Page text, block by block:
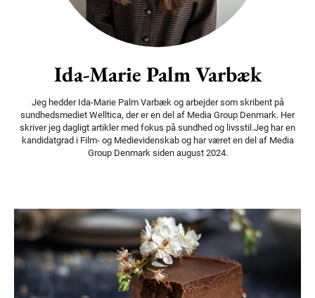
Ida-Marie Palm Varbæk
Jeg hedder Ida-Marie Palm Varbæk og arbejder som skribent på
sundhedsmediet Welltica, der er en del af Media Group Denmark. Her
skriver jeg dagligt artikler med fokus på sundhed og livsstil.Jeg har en
kandidatgrad i Film- og Medievidenskab og har været en del af Media
Group Denmark siden august 2024.